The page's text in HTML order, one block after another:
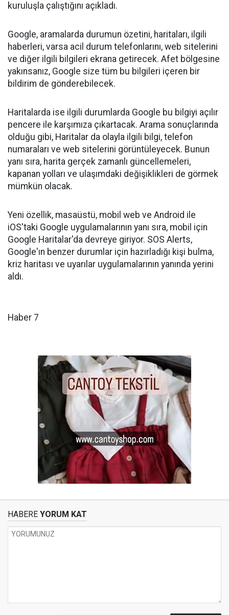
kuruluşla çalıştığını açıkladı.
Google, aramalarda durumun özetini, haritaları, ilgili
haberleri, varsa acil durum telefonlarını, web sitelerini
ve diğer ilgili bilgileri ekrana getirecek. Afet bölgesine
yakınsanız, Google size tüm bu bilgileri içeren bir
bildirim de gönderebilecek.
Haritalarda ise ilgili durumlarda Google bu bilgiyi açılır
pencere ile karşımıza çıkartacak. Arama sonuçlarında
olduğu gibi, Haritalar da olayla ilgili bilgi, telefon
numaraları ve web sitelerini görüntüleyecek. Bunun
yanı sıra, harita gerçek zamanlı güncellemeleri,
kapanan yolları ve ulaşımdaki değişiklikleri de görmek
mümkün olacak.
Yeni özellik, masaüstü, mobil web ve Android ile
iOS'taki Google uygulamalarının yanı sıra, mobil için
Google Haritalar'da devreye giriyor. SOS Alerts,
Google'ın benzer durumlar için hazırladığı kişi bulma,
kriz haritası ve uyarılar uygulamalarının yanında yerini
aldı.
Haber 7
HABERE YORUM KAT